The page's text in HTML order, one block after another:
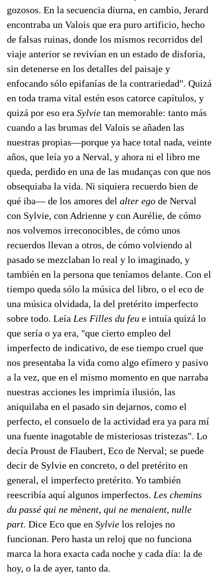
gozosos. En la secuencia diurna, en cambio, Jerard
encontraba un Valois que era puro artificio, hecho
de falsas ruinas, donde los mismos recorridos del
viaje anterior se revivían en un estado de disforia,
sin detenerse en los detalles del paisaje y
enfocando sólo epifanías de la contrariedad". Quizá
en toda trama vital estén esos catorce capítulos, y
quizá por eso era Sylvie tan memorable: tanto más
cuando a las brumas del Valois se añaden las
nuestras propias—­porque ya hace total nada, veinte
años, que leía yo a Nerval, y ahora ni el libro me
queda, perdido en una de las mudanças con que nos
obsequiaba la vida. Ni siquiera recuerdo bien de
qué iba— de los amores del alter ego de Nerval
con Sylvie, con Adrienne y con Aurélie, de cómo
nos volvemos irreconocibles, de cómo unos
recuerdos llevan a otros, de cómo volviendo al
pasado se mezclaban lo real y lo imaginado, y
también en la persona que teníamos delante. Con el
tiempo queda sólo la música del libro, o el eco de
una música olvidada, la del pretérito imperfecto
sobre todo. Leía Les Filles du feu e intuía quizá lo
que sería o ya era, "que cierto empleo del
imperfecto de indicativo, ­de ese tiempo cruel que
nos presentaba la vida como algo efímero y pasivo
a la vez, que en el mismo momento en que narraba
nuestras acciones les imprimía ilusión, las
aniquilaba en el pasado sin dejarnos, como el
perfecto, el consuelo de la actividad­ era ya para mí
una fuente inagotable de misteriosas tristezas". Lo
decía Proust de Flaubert, Eco de Nerval; se puede
decir de Sylvie en concreto, o del pretérito en
general, el imperfecto pretérito. Yo también
reescribía aquí algunos imperfectos. Les chemins
du passé qui ne mènent, qui ne menaient, nulle
part. Dice Eco que en Sylvie los relojes no
funcionan. Pero hasta un reloj que no funciona
marca la hora exacta cada noche y cada día: la de
hoy, o la de ayer, tanto da.